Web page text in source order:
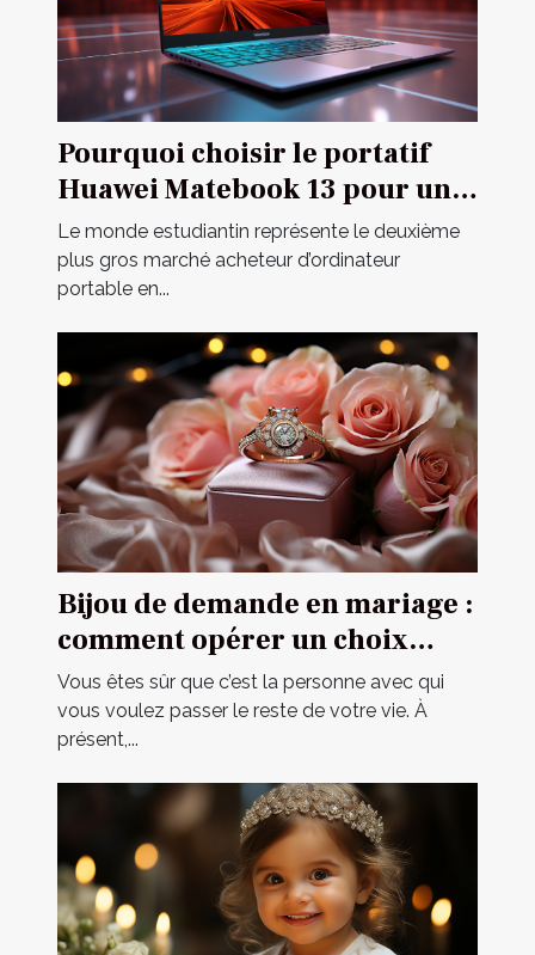
Pourquoi choisir le portatif
Huawei Matebook 13 pour un
étudiant ?
Le monde estudiantin représente le deuxième
plus gros marché acheteur d’ordinateur
portable en...
Bijou de demande en mariage :
comment opérer un choix
parfait ?
Vous êtes sûr que c’est la personne avec qui
vous voulez passer le reste de votre vie. À
présent,...